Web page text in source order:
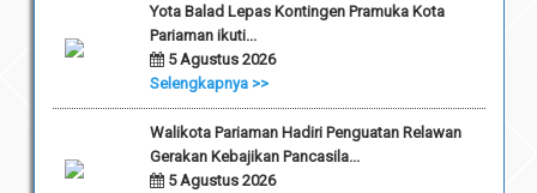
Yota Balad Lepas Kontingen Pramuka Kota
Pariaman ikuti...
5 Agustus 2026
Selengkapnya >>
Walikota Pariaman Hadiri Penguatan Relawan
Gerakan Kebajikan Pancasila...
5 Agustus 2026